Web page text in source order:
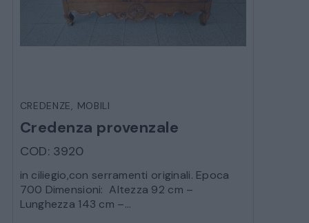
CREDENZE, MOBILI
Credenza provenzale
COD: 3920
in ciliegio,con serramenti originali. Epoca
700 Dimensioni: Altezza 92 cm –
Lunghezza 143 cm –...